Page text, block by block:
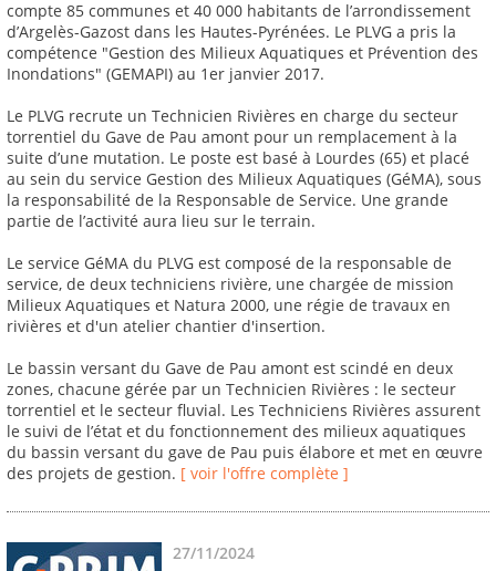
compte 85 communes et 40 000 habitants de l’arrondissement
d’Argelès-Gazost dans les Hautes-Pyrénées. Le PLVG a pris la
compétence "Gestion des Milieux Aquatiques et Prévention des
Inondations" (GEMAPI) au 1er janvier 2017.
Le PLVG recrute un Technicien Rivières en charge du secteur
torrentiel du Gave de Pau amont pour un remplacement à la
suite d’une mutation. Le poste est basé à Lourdes (65) et placé
au sein du service Gestion des Milieux Aquatiques (GéMA), sous
la responsabilité de la Responsable de Service. Une grande
partie de l’activité aura lieu sur le terrain.
Le service GéMA du PLVG est composé de la responsable de
service, de deux techniciens rivière, une chargée de mission
Milieux Aquatiques et Natura 2000, une régie de travaux en
rivières et d'un atelier chantier d'insertion.
Le bassin versant du Gave de Pau amont est scindé en deux
zones, chacune gérée par un Technicien Rivières : le secteur
torrentiel et le secteur fluvial. Les Techniciens Rivières assurent
le suivi de l’état et du fonctionnement des milieux aquatiques
du bassin versant du gave de Pau puis élabore et met en œuvre
des projets de gestion. [ voir l'offre complète ]
27/11/2024